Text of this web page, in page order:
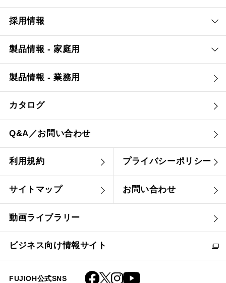
採用情報
製品情報 - 家庭用
製品情報 - 業務用
カタログ
Q&A／お問い合わせ
利用規約 プライバシーポリシー
サイトマップ お問い合わせ
動画ライブラリー
ビジネス向け情報サイト
FUJIOH公式SNS